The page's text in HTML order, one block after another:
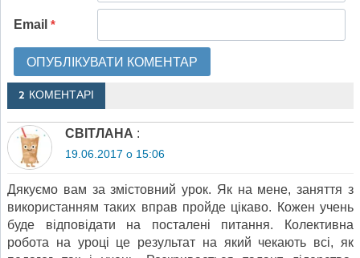
Email *
2 КОМЕНТАРІ
СВІТЛАНА :
19.06.2017 о 15:06
Дякуємо вам за змістовний урок. Як на мене, заняття з
використанням таких вправ пройде цікаво. Кожен учень
буде відповідати на посталені питання. Колективна
робота на уроці це результат на який чекають всі, як